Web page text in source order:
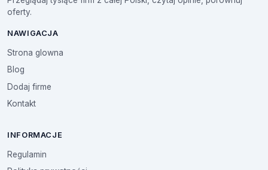
oferty.
NAWIGACJA
Strona glowna
Blog
Dodaj firme
Kontakt
INFORMACJE
Regulamin